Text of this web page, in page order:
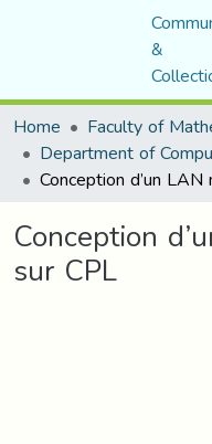
&
Home
Conception
sur CPL